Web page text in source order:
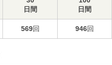
日間
日間
569回 946回